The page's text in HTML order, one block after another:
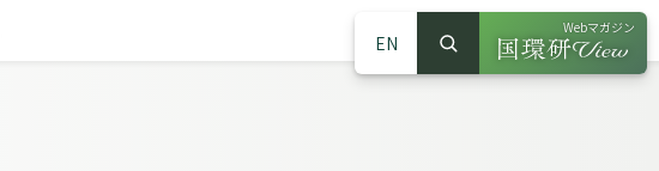
EN
サイト内検索
検索
Webマガジン
（別ウインドウ